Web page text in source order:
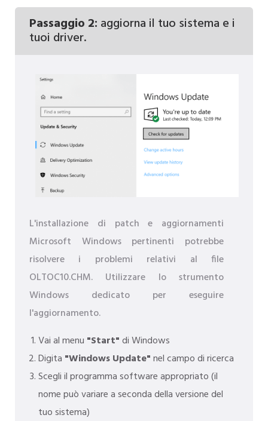
Passaggio 2: aggiorna il tuo sistema e i
tuoi driver.
L'installazione di patch e aggiornamenti
Microsoft Windows pertinenti potrebbe
risolvere i problemi relativi al file
OLTOC10.CHM. Utilizzare lo strumento
Windows dedicato per eseguire
l'aggiornamento.
Vai al menu "Start"di Windows
Digita "Windows Update"nel campo di ricerca
Scegli il programma software appropriato (il
nome può variare a seconda della versione del
tuo sistema)